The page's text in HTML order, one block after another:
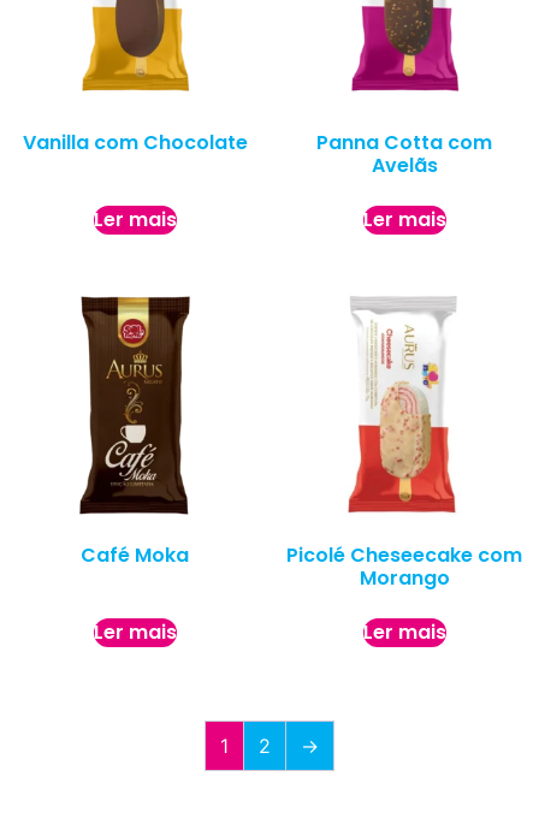
Vanilla com Chocolate
Ler mais
Panna Cotta com
Avelãs
Ler mais
Café Moka
Ler mais
Picolé Cheseecake com
Morango
Ler mais
1 2 →